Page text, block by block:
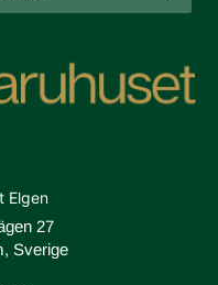
Elgen
27
Sverige